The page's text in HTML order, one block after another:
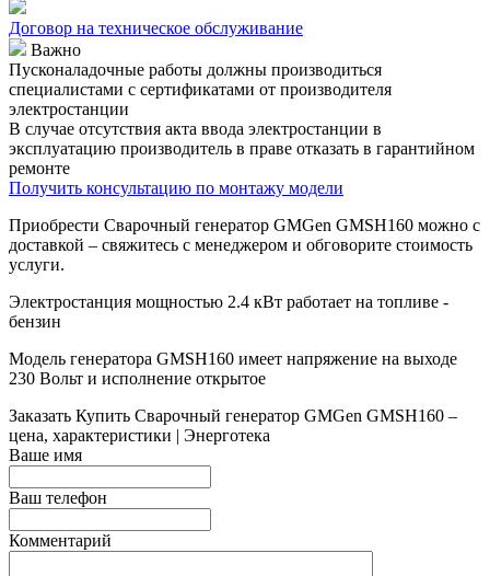
Договор на техническое обслуживание
Важно
Пусконаладочные работы должны производиться
специалистами с сертификатами от производителя
электростанции
В случае отсутствия акта ввода электростанции в
эксплуатацию производитель в праве отказать в гарантийном
ремонте
Получить консультацию по монтажу модели
Приобрести Сварочный генератор GMGen GMSH160 можно с
доставкой – свяжитесь с менеджером и обговорите стоимость
услуги.
Электростанция мощностью 2.4 кВт работает на топливе -
бензин
Модель генератора GMSH160 имеет напряжение на выходе
230 Вольт и исполнение открытое
Заказать Купить Сварочный генератор GMGen GMSH160 –
цена, характеристики | Энерготека
Ваше имя
Ваш телефон
Комментарий